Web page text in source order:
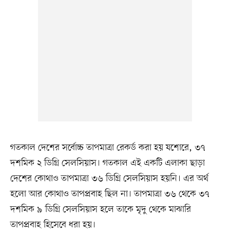
গতকাল দেশের সর্বোচ্চ তাপমাত্রা রেকর্ড করা হয় যশোরে, ৩৭
দশমিক ২ ডিগ্রি সেলসিয়াস। গতকাল এই একটি এলাকা ছাড়া
দেশের কোথাও তাপমাত্রা ৩৬ ডিগ্রি সেলসিয়াস হয়নি। এর অর্থ
হলো আর কোথাও তাপপ্রবাহ ছিল না। তাপমাত্রা ৩৬ থেকে ৩৭
দশমিক ৯ ডিগ্রি সেলসিয়াস হলে তাকে মৃদু থেকে মাঝারি
তাপপ্রবাহ হিসেবে ধরা হয়।